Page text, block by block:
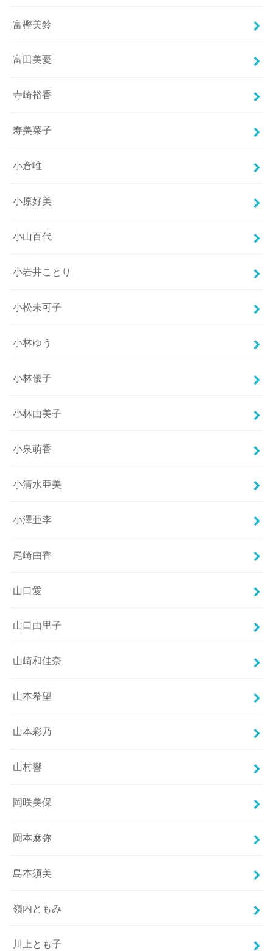
富樫美鈴
富田美憂
寺崎裕香
寿美菜子
小倉唯
小原好美
小山百代
小岩井ことり
小松未可子
小林ゆう
小林優子
小林由美子
小泉萌香
小清水亜美
小澤亜李
尾崎由香
山口愛
山口由里子
山崎和佳奈
山本希望
山本彩乃
山村響
岡咲美保
岡本麻弥
島本須美
嶺内ともみ
川上とも子